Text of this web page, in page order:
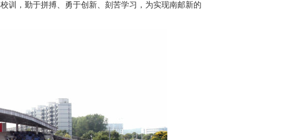
训，勤于拼搏、勇于创新、刻苦学习，为实现南邮新的